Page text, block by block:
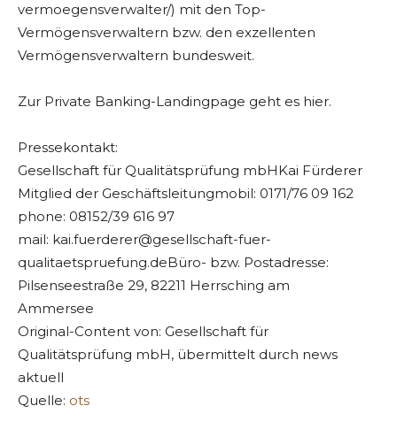
vermoegensverwalter/) mit den Top-
Vermögensverwaltern bzw. den exzellenten
Vermögensverwaltern bundesweit.
Zur Private Banking-Landingpage geht es hier.
Pressekontakt:
Gesellschaft für Qualitätsprüfung mbHKai Fürderer
Mitglied der Geschäftsleitungmobil: 0171/76 09 162
phone: 08152/39 616 97
mail: kai.fuerderer@gesellschaft-fuer-
qualitaetspruefung.deBüro- bzw. Postadresse:
Pilsenseestraße 29, 82211 Herrsching am
Ammersee
Original-Content von: Gesellschaft für
Qualitätsprüfung mbH, übermittelt durch news
aktuell
Quelle: ots